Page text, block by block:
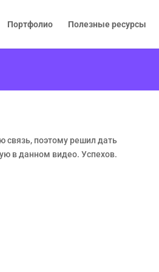
Портфолио Полезные ресурсы
связь, поэтому решил дать
в данном видео. Успехов.